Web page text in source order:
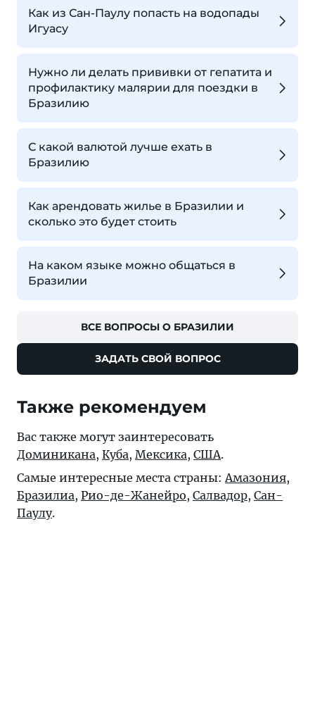
Как из Сан-Паулу попасть на водопады
Игуасу
Нужно ли делать прививки от гепатита и
профилактику малярии для поездки в
Бразилию
С какой валютой лучше ехать в
Бразилию
Как арендовать жилье в Бразилии и
сколько это будет стоить
На каком языке можно общаться в
Бразилии
ВСЕ ВОПРОСЫ О БРАЗИЛИИ
ЗАДАТЬ СВОЙ ВОПРОС
Также рекомендуем
Вас также могут заинтересовать
Доминикана, Куба, Мексика, США.
Самые интересные места страны:Амазония,
Бразилиа, Рио-де-Жанейро, Салвадор, Сан-
Паулу.